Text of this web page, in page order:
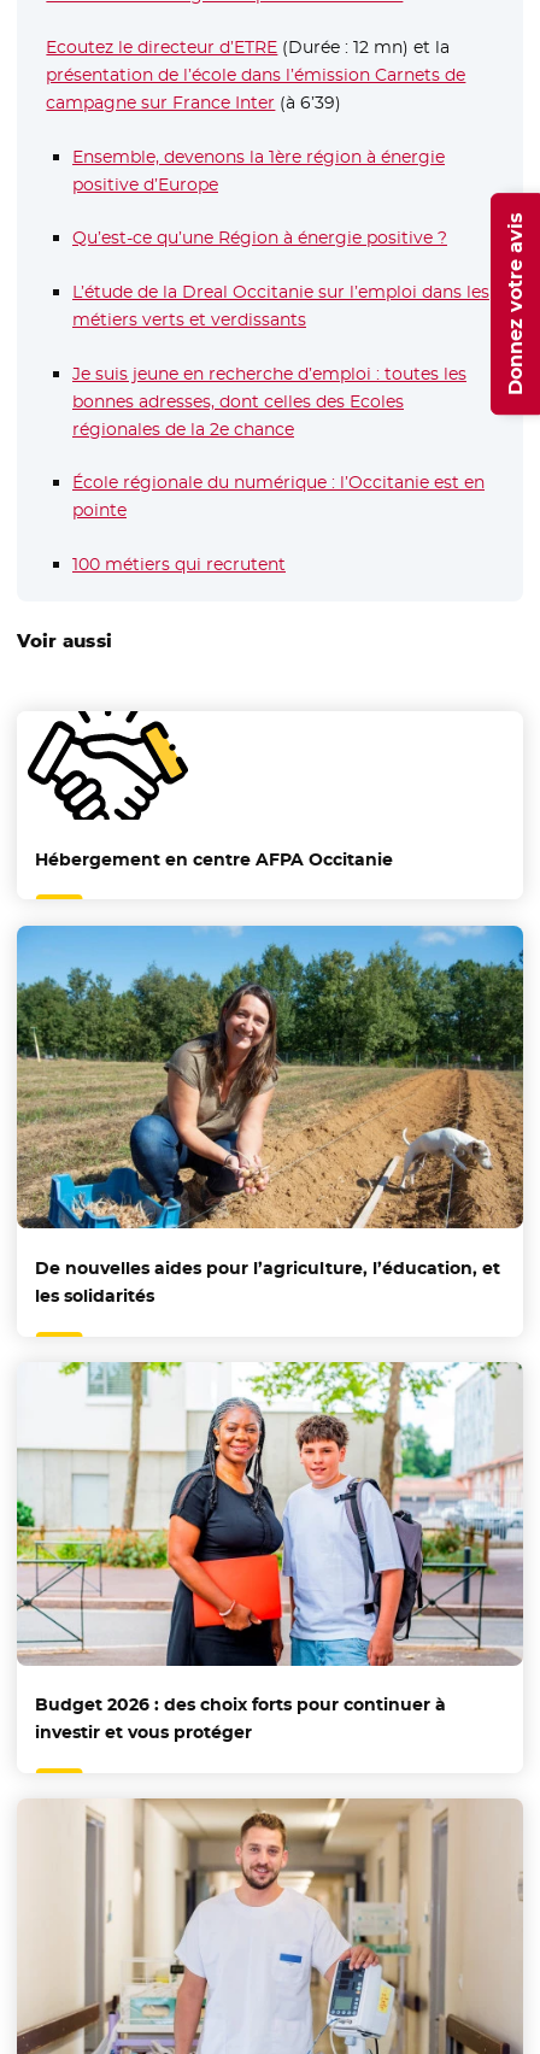
Ecoutez le directeur d’ETRE - Nouvelle fenêtre
(Durée : 12 mn) et la
présentation de l’école dans l’émission Carnets de
campagne sur France Inter - Nouvelle fenêtre
(à 6’39)
Ensemble, devenons la 1ère région à énergie
positive d’Europe
Qu’est-ce qu’une Région à énergie positive ? -
L’étude de la Dreal Occitanie sur l’emploi dans les
métiers verts et verdissants- Nouvelle fenêtre
Je suis jeune en recherche d’emploi : toutes les
bonnes adresses, dont celles des Ecoles
régionales de la 2e chance
École régionale du numérique : l’Occitanie est en
pointe
100 métiers qui recrutent
Voir aussi
Hébergement en centre AFPA Occitanie
De nouvelles aides pour l’agriculture, l’éducation, et
les solidarités
Budget 2026 : des choix forts pour continuer à
investir et vous protéger
Donnez votre avis